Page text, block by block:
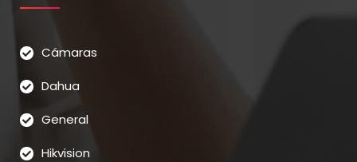
Cámaras
Dahua
General
Hikvision